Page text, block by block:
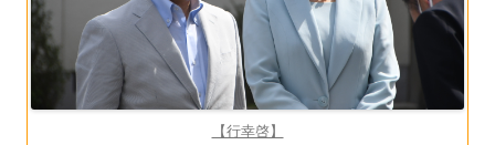
【行幸啓】